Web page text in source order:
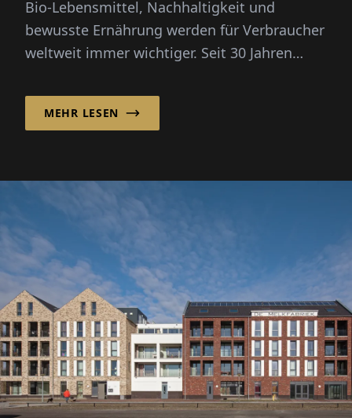
Bio-Lebensmittel, Nachhaltigkeit und
bewusste Ernährung werden für Verbraucher
weltweit immer wichtiger. Seit 30 Jahren
traditionelles Handwerk mit Biokompetenz
und bietet ein umfangreiches Portfolio an
MEHR LESEN